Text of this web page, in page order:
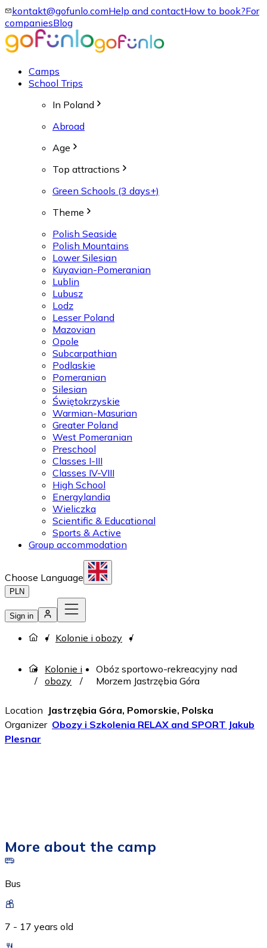
kontakt@gofunlo.comHelp and contactHow to book?For
companiesBlog
Camps
School Trips
In Poland
Abroad
Age
Top attractions
Green Schools (3 days+)
Theme
Polish Seaside
Polish Mountains
Lower Silesian
Kuyavian-Pomeranian
Lublin
Lubusz
Lodz
Lesser Poland
Mazovian
Opole
Subcarpathian
Podlaskie
Pomeranian
Silesian
Świętokrzyskie
Warmian-Masurian
Greater Poland
West Pomeranian
Preschool
Classes I-III
Classes IV-VIII
High School
Energylandia
Wieliczka
Scientific & Educational
Sports & Active
Group accommodation
Choose Language
PLN
Sign in
Kolonie i obozy
Kolonie i
obozy
Obóz sportowo-rekreacyjny nad
Morzem Jastrzębia Góra
Location Jastrzębia Góra, Pomorskie, Polska
Organizer Obozy i Szkolenia RELAX and SPORT Jakub
Plesnar
More about the camp
Bus
7 - 17 years old